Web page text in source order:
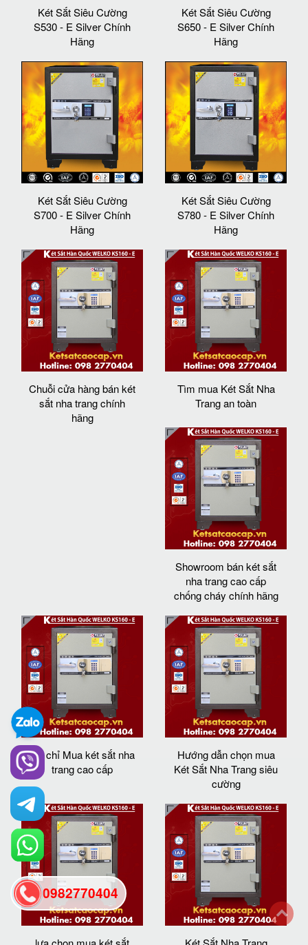
Két Sắt Siêu Cường
S530 - E Silver Chính
Hãng
Két Sắt Siêu Cường
S650 - E Silver Chính
Hãng
Két Sắt Siêu Cường
S700 - E Silver Chính
Hãng
Két Sắt Siêu Cường
S780 - E Silver Chính
Hãng
Chuỗi cửa hàng bán két
sắt nha trang chính
hãng
Tìm mua Két Sắt Nha
Trang an toàn
Showroom bán két sắt
nha trang cao cấp
chống cháy chính hãng
địa chỉ Mua két sắt nha
trang cao cấp
Hướng dẫn chọn mua
Két Sắt Nha Trang siêu
cường
0982770404